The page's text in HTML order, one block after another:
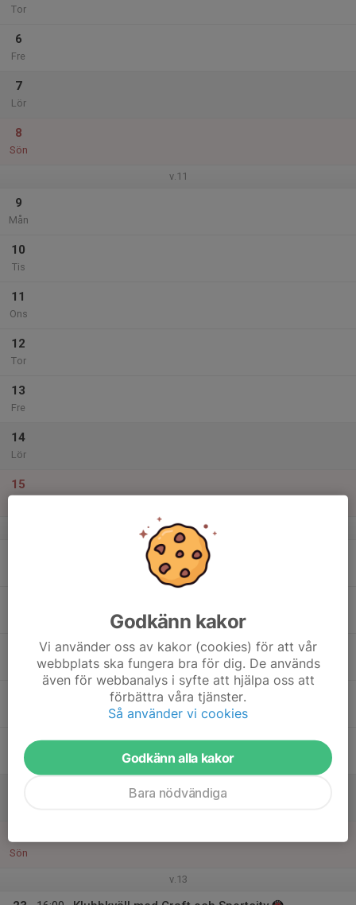
Tor
6
Fre
7
Lör
8
Sön
v.11
9
Mån
10
Tis
11
Ons
12
Tor
13
Fre
14
Lör
15
v.12
Fre
Sön
v.13
Godkänn kakor
Vi använder oss av kakor (cookies) för att vår
webbplats ska fungera bra för dig. De används
även för webbanalys i syfte att hjälpa oss att
förbättra våra tjänster.
Så använder vi cookies
Godkänn alla kakor
Bara nödvändiga